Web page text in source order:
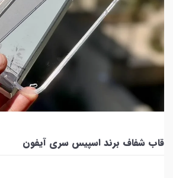
قاب شفاف برند اسپیس سری آیفون